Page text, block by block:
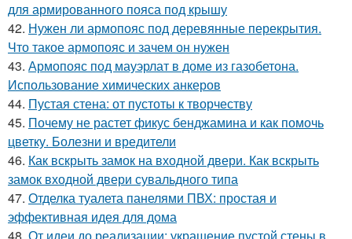
для армированного пояса под крышу
42. Нужен ли армопояс под деревянные перекрытия.
Что такое армопояс и зачем он нужен
43. Армопояс под мауэрлат в доме из газобетона.
Использование химических анкеров
44. Пустая стена: от пустоты к творчеству
45. Почему не растет фикус бенджамина и как помочь
цветку. Болезни и вредители
46. Как вскрыть замок на входной двери. Как вскрыть
замок входной двери сувальдного типа
47. Отделка туалета панелями ПВХ: простая и
эффективная идея для дома